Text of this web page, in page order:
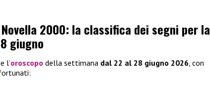
2000: la classifica dei segni per la
giugno
l’oroscopo della settimana dal 22 al 28 giugno 2026, con